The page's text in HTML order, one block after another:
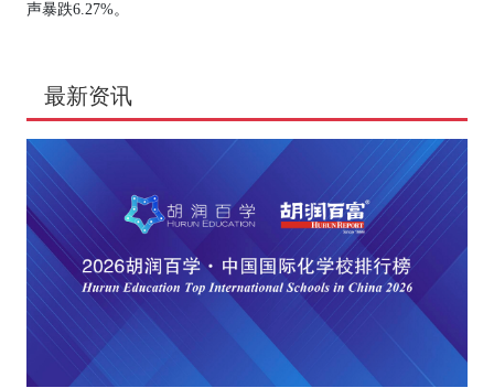
声暴跌6.27%。
最新资讯